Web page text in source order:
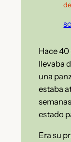
Hace 40
llevaba
una
estaba
estado
Era su